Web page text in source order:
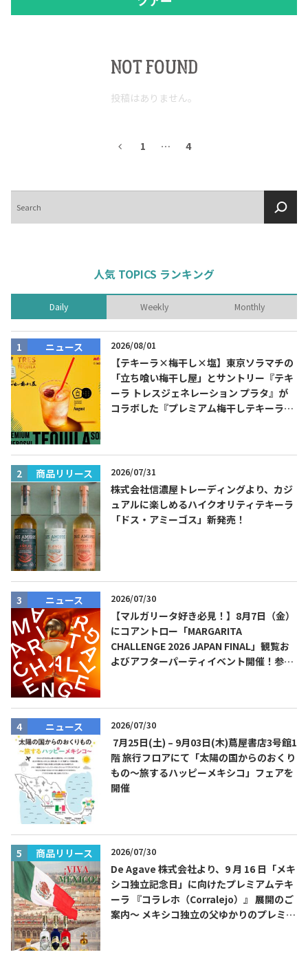
NOT FOUND
投稿はありません。
1 … 4
索
人気 TOPICS ランキング
Daily Weekly Monthly
ニュース 2026/08/01
【テキーラ×梅干し×塩】東京ソラマチの
「立ち喰い梅干し屋」とサントリー『テキ
ーラ トレスジェネレーション プラタ』が
コラボした『プレミアム梅干しテキーラソ
商品リリース 2026/07/31
株式会社信濃屋トレーディングより、カジ
ュアルに楽しめるハイクオリティテキーラ
「ドス・アミーゴス」新発売！
ニュース 2026/07/30
【マルガリータ好き必見！】8月7日（金）
にコアントロー「MARGARITA
CHALLENGE 2026 JAPAN FINAL」観覧お
よびアフターパーティイベント開催！参加
ニュース 2026/07/30
7月25日(土) – 9月03日(木)蔦屋書店3号館1
階 旅行フロアにて「太陽の国からのおくり
もの～旅するハッピーメキシコ」フェアを
開催
商品リリース 2026/07/30
De Agave 株式会社より、9 月 16 日「メキ
シコ独立記念日」に向けたプレミアムテキ
ーラ 『コラレホ（Corralejo）』 展開のご
案内〜 メキシコ独立の父ゆかりのプレミア